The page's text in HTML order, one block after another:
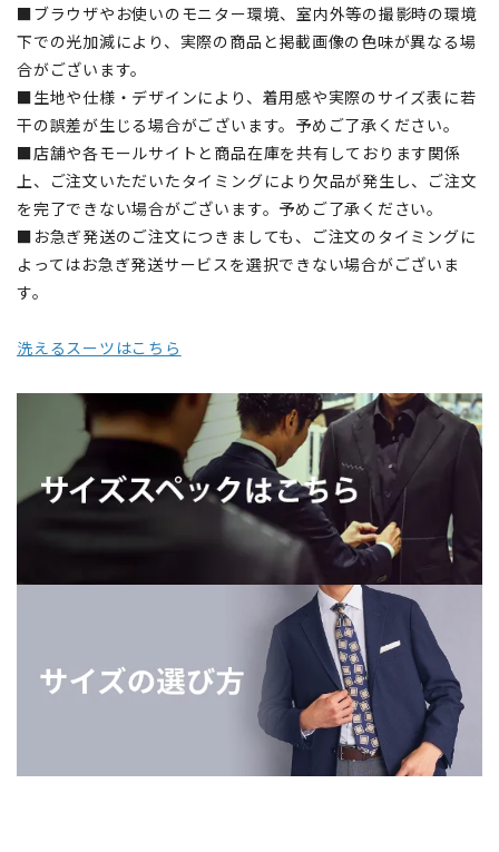
■ブラウザやお使いのモニター環境、室内外等の撮影時の環境
下での光加減により、実際の商品と掲載画像の色味が異なる場
合がございます。
■生地や仕様・デザインにより、着用感や実際のサイズ表に若
干の誤差が生じる場合がございます。予めご了承ください。
■店舗や各モールサイトと商品在庫を共有しております関係
上、ご注文いただいたタイミングにより欠品が発生し、ご注文
を完了できない場合がございます。予めご了承ください。
■お急ぎ発送のご注文につきましても、ご注文のタイミングに
よってはお急ぎ発送サービスを選択できない場合がございま
す。
洗えるスーツはこちら